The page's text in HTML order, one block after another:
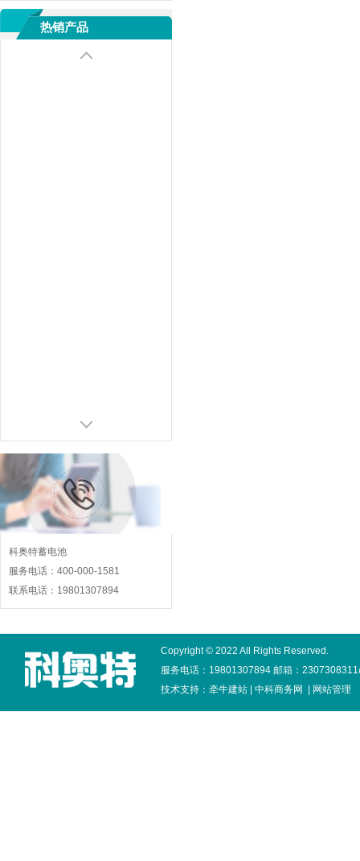
热销产品
科奥特蓄电池
服务电话：400-000-1581
联系电话：19801307894
Copyright © 2022 All Rights Reserved.
服务电话：19801307894 邮箱：
技术支持： 牵牛建站 中科商务网 网站管理